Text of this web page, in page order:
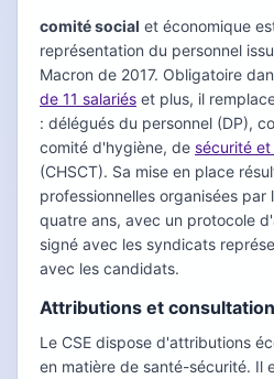
comité social et économique
représentation du personnel
Macron de 2017. Obligatoire
de 11 salariés et plus, il
: délégués du personnel (DP),
comité d'hygiène, de sécurité
(CHSCT). Sa mise en place
professionnelles organisées par
quatre ans, avec un protocole
signé avec les syndicats
avec les candidats.
Attributions et
Le CSE dispose d'attributions
en matière de santé-sécurité. Il